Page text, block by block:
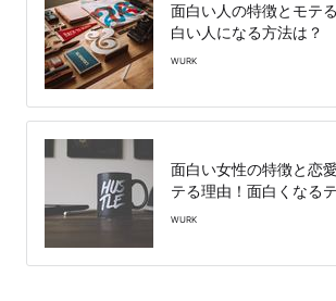
面白い人の特徴とモテ
白い人になる方法は？
WURK
面白い女性の特徴と恋
テる理由！面白くなる
WURK